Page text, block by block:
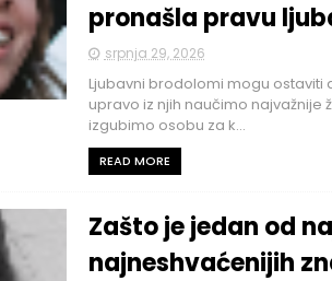
pronašla pravu
srpnja 29, 2026
Ljubavni brodolomi mogu ostaviti
upravo iz njih naučimo najvažnije
izgubimo osobu za k...
READ MORE
Zašto je jedan od
najneshvaćenijih